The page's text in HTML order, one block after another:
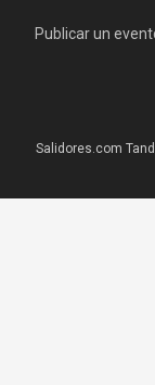
Publicar un
Salidores.com